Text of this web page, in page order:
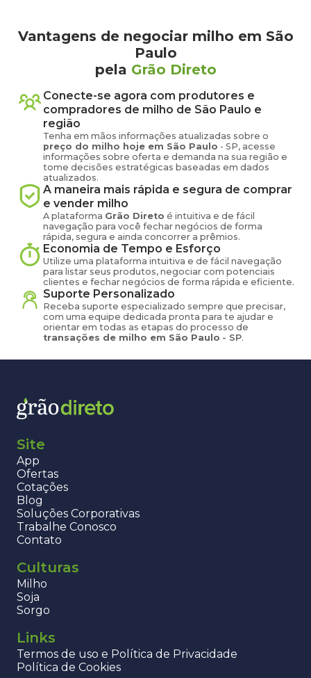
Vantagens de negociar milho em São
Paulo
pela Grão Direto
Conecte-se agora com produtores e
compradores de milho de São Paulo e
região
Tenha em mãos informações atualizadas sobre o
preço do milho hoje em São Paulo - SP, acesse
informações sobre oferta e demanda na sua região e
tome decisões estratégicas baseadas em dados
atualizados.
A maneira mais rápida e segura de comprar
e vender milho
A plataforma Grão Direto é intuitiva e de fácil
navegação para você fechar negócios de forma
rápida, segura e ainda concorrer a prêmios.
Economia de Tempo e Esforço
Utilize uma plataforma intuitiva e de fácil navegação
para listar seus produtos, negociar com potenciais
clientes e fechar negócios de forma rápida e eficiente.
Suporte Personalizado
Receba suporte especializado sempre que precisar,
com uma equipe dedicada pronta para te ajudar e
orientar em todas as etapas do processo de
transações de milho em São Paulo - SP.
Site
App
Ofertas
Cotações
Blog
Soluções Corporativas
Trabalhe Conosco
Contato
Culturas
Milho
Soja
Sorgo
Links
Termos de uso e Política de Privacidade
Política de Cookies